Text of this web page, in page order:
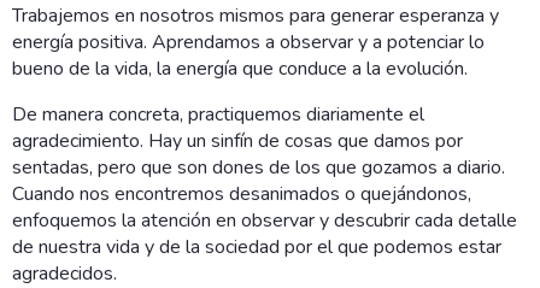
Trabajemos en nosotros mismos para generar esperanza y
energía positiva. Aprendamos a observar y a potenciar lo
bueno de la vida, la energía que conduce a la evolución.
De manera concreta, practiquemos diariamente el
agradecimiento. Hay un sinfín de cosas que damos por
sentadas, pero que son dones de los que gozamos a diario.
Cuando nos encontremos desanimados o quejándonos,
enfoquemos la atención en observar y descubrir cada detalle
de nuestra vida y de la sociedad por el que podemos estar
agradecidos.